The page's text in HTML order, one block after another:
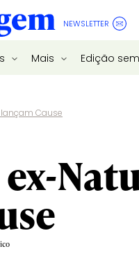
NEWSLETTER
Mais Edição
Cause